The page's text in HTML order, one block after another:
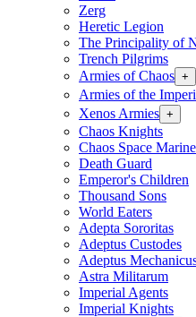
Zerg
Heretic Legion
The Principality of
Trench Pilgrims
Armies of Chaos +
Armies of the
Xenos Armies +
Chaos Knights
Chaos Space
Death Guard
Emperor's Children
Thousand Sons
World Eaters
Adepta Sororitas
Adeptus Custodes
Adeptus
Astra Militarum
Imperial Agents
Imperial Knights